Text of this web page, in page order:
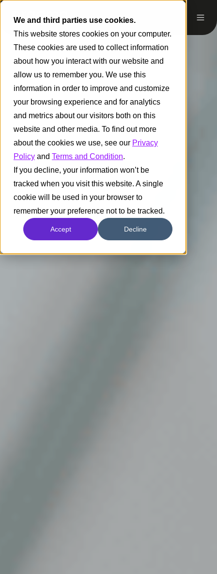
We and third parties use cookies.
This website stores cookies on your computer.
These cookies are used to collect information
about how you interact with our website and
allow us to remember you. We use this
information in order to improve and customize
your browsing experience and for analytics
and metrics about our visitors both on this
website and other media. To find out more
about the cookies we use, see our Privacy
Policy and Terms and Condition.
If you decline, your information won’t be
tracked when you visit this website. A single
cookie will be used in your browser to
remember your preference not to be tracked.
Accept Decline